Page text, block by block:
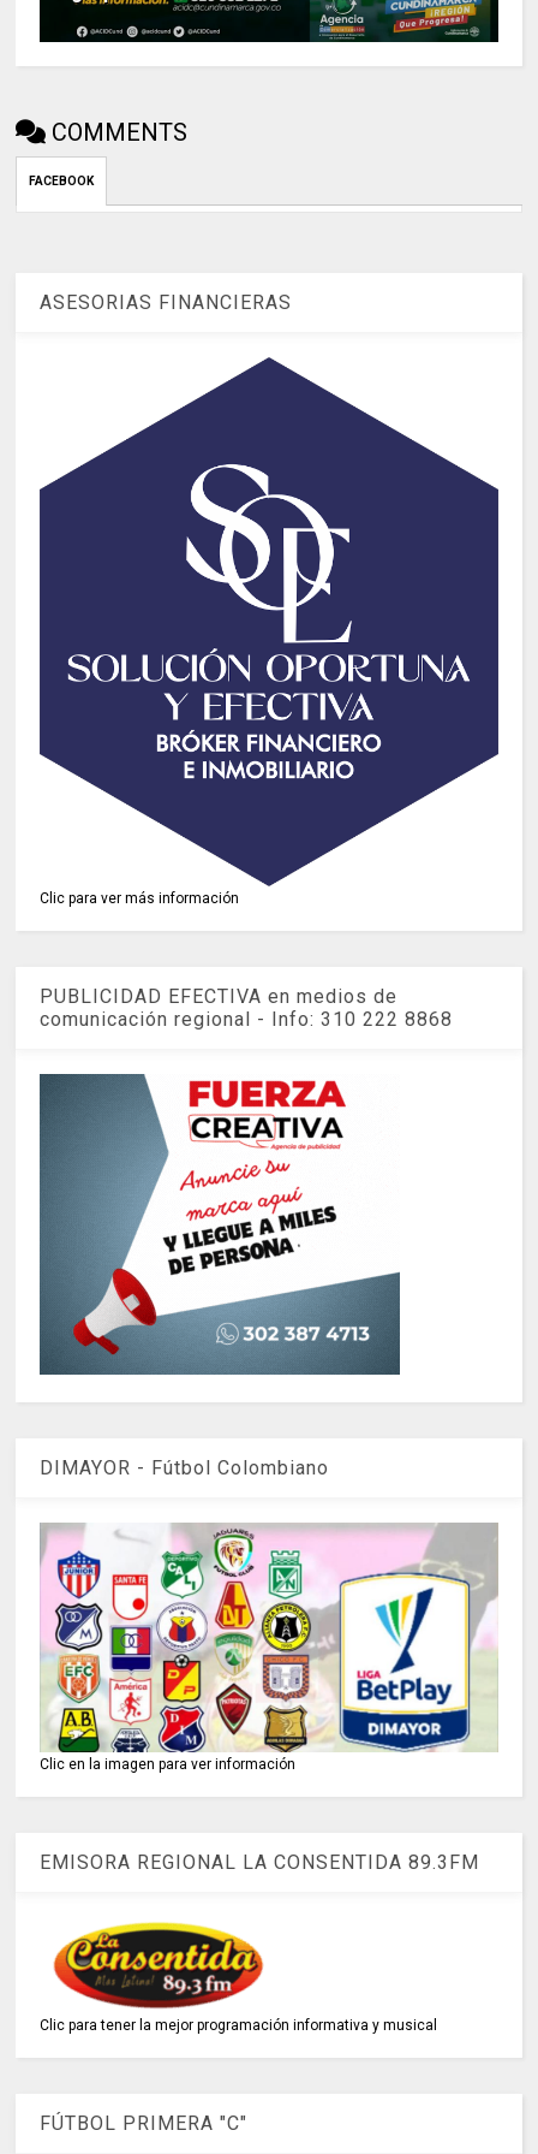
COMMENTS
FACEBOOK
ASESORIAS FINANCIERAS
Clic para ver más información
PUBLICIDAD EFECTIVA en medios de
comunicación regional - Info: 310 222 8868
DIMAYOR - Fútbol Colombiano
Clic en la imagen para ver información
EMISORA REGIONAL LA CONSENTIDA 89.3FM
Clic para tener la mejor programación informativa y musical
FÚTBOL PRIMERA "C"